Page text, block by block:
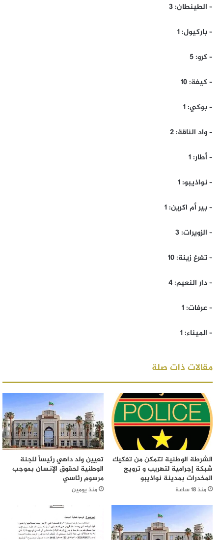
– الطينطان: 3
– باركيول: 1
– كرو: 5
– كيفة: 10
– بوكي: 1
– واد الناقة: 2
– أطار: 1
– نواذيبو: 1
– بير أم اكرين: 1
– الزويرات: 3
– تفرغ زينة: 10
– دار النعيم: 4
– عرفات: 1
– الميناء: 1
مقالات ذات صلة
الشرطة الوطنية تتمكن من تفكيك
شبكة إجرامية لتهريب و ترويج
المخدرات بمدينة نواذيبو
منذ 18 ساعة
تعيين ولد داهي رئيساً للجنة
الوطنية لحقوق الإنسان بموجب
مرسوم رئاسي
منذ يومين